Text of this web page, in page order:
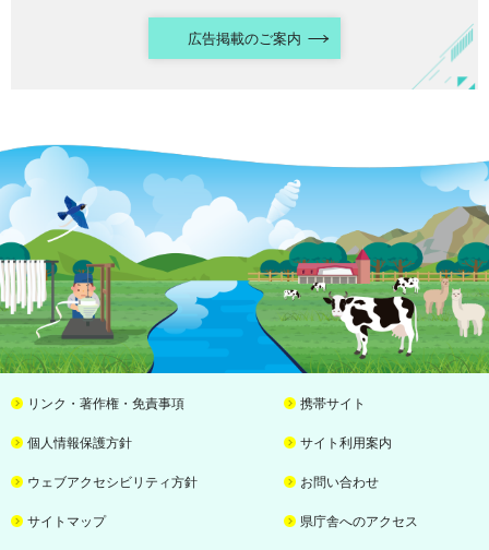
広告掲載のご案内
リンク・著作権・免責事項 携帯サイト
個人情報保護方針 サイト利用案内
ウェブアクセシビリティ方針 お問い合わせ
サイトマップ 県庁舎へのアクセス